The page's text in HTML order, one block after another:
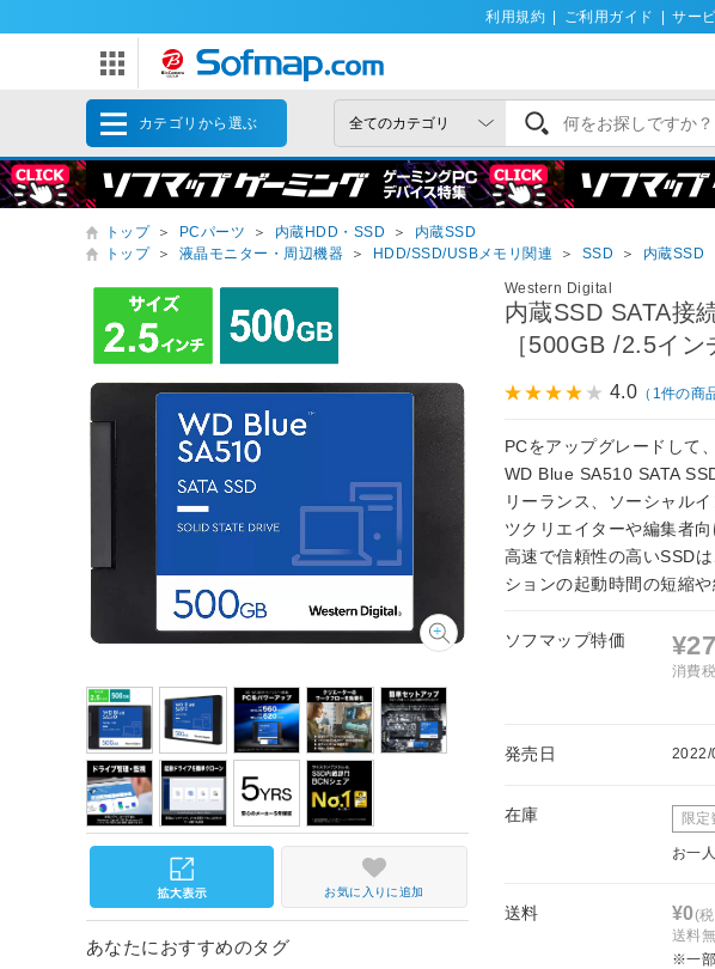
利用規約 ご利用ガイド サー
カテゴリから選ぶ
トップ ＞ PCパーツ ＞ 内蔵HDD・SSD ＞
内蔵SSD
トップ
＞ 液晶モニター・周辺機器 ＞ HDD/SSD/USBメモリ関連 ＞ SSD ＞ 内蔵SSD
Western Digital
内蔵SSD SATA接
［500GB /2.5イン
4.0 （1件の商
PCをアップグレードして
WD Blue SA510 SATA
リーランス、ソーシャル
ツクリエイターや編集者向
高速で信頼性の高いSSD
ションの起動時間の短縮
ソフマップ特価
消費
発売日 2022/
在庫 限定
お一
送料 ¥0(
送料
※一部
お気に入りに追加
あなたにおすすめのタグ